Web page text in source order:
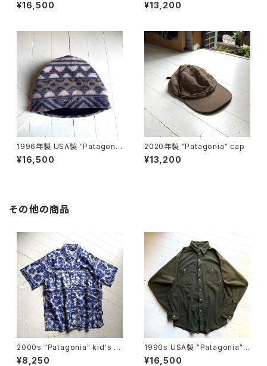
¥16,500 ¥13,200
1996年製 USA製 "Patagoni
a" synchilla alpine hat
¥16,500
2020年製 "Patagonia" cap
¥13,200
その他の商品
2000s "Patagonia" kid's s
hirt
¥8,250
1990s USA製 "Patagonia"
L/S fleece shirt
¥16,500